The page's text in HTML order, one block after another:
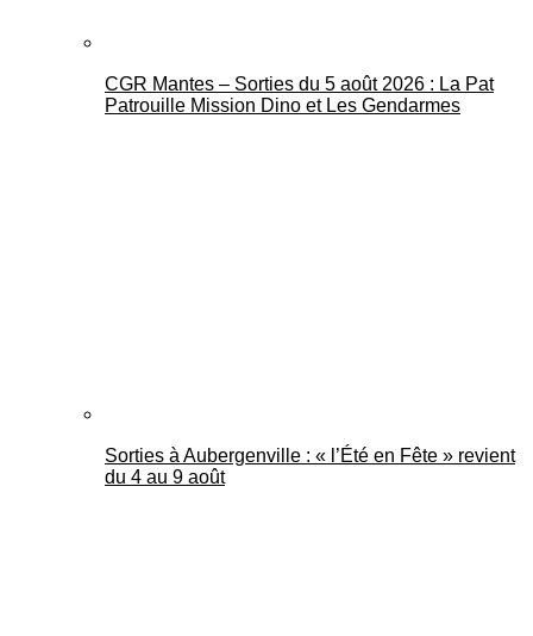
CGR Mantes – Sorties du 5 août 2026 : La Pat
Patrouille Mission Dino et Les Gendarmes
Sorties à Aubergenville : « l’Été en Fête » revient
du 4 au 9 août